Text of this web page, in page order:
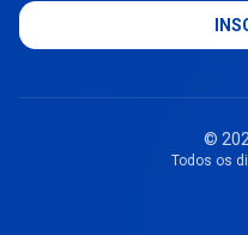
©
Todos os